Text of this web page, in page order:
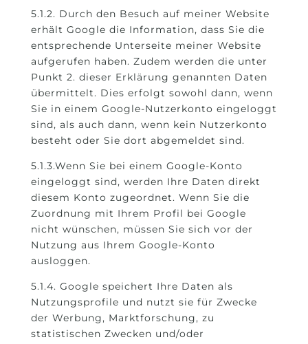
5.1.2. Durch den Besuch auf meiner Website
erhält Google die Information, dass Sie die
entsprechende Unterseite meiner Website
aufgerufen haben. Zudem werden die unter
Punkt 2. dieser Erklärung genannten Daten
übermittelt. Dies erfolgt sowohl dann, wenn
Sie in einem Google-Nutzerkonto eingeloggt
sind, als auch dann, wenn kein Nutzerkonto
besteht oder Sie dort abgemeldet sind.
5.1.3.Wenn Sie bei einem Google-Konto
eingeloggt sind, werden Ihre Daten direkt
diesem Konto zugeordnet. Wenn Sie die
Zuordnung mit Ihrem Profil bei Google
nicht wünschen, müssen Sie sich vor der
Nutzung aus Ihrem Google-Konto
ausloggen.
5.1.4. Google speichert Ihre Daten als
Nutzungsprofile und nutzt sie für Zwecke
der Werbung, Marktforschung, zu
statistischen Zwecken und/oder